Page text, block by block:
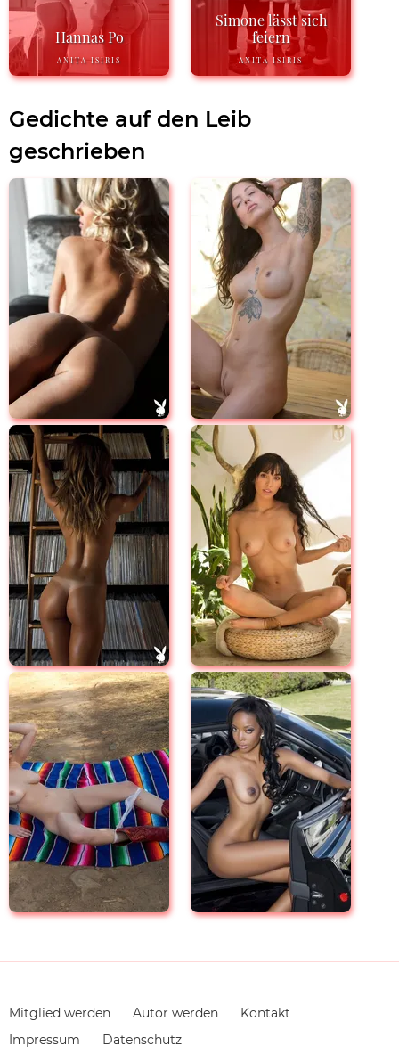
Hannas Po
ANITA ISIRIS
Simone lässt sich
feiern
ANITA ISIRIS
Gedichte auf den Leib
geschrieben
Navigation
überspringen
Mitglied werden Autor werden
Kontakt
Impressum
Datenschutz